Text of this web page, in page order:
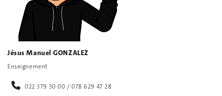
Jésus Manuel GONZALEZ
Enseignement
022 379 30 00 / 078 629 47 28